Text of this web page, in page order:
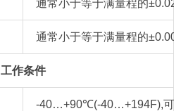
通常小于等于满量程的
通常小于等于满量程的
工作条件
-40…+90℃(-40…+194F),可